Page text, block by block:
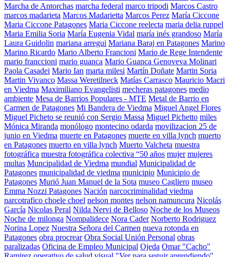
Marcha de Antorchas marcha federal marco tripodi Marcos Castro
marcos madarieta Marcos Madarietta Marcos Perez María Ciccone
Maria Ciccone Patagones Maria Ciccone reelecta maria delia ruppel
Maria Emilia Soria María Eugenia Vidal maría inés grandoso María
Laura Guidolin mariana arregui Mariana Baraj en Patagones Marino
Marino Ricardo Mario Alberto Francioni Mario de Rege Intendente
mario franccioni mario guanca Mario Guanca Genoveva Molinari
Paola Casadei Mario Ian marta milesi Martín Doñate Martin Soria
Martin Vivanco Massa Weretilneck Matías Carrasco Mauricio Macri
en Viedma Maximiliano Evangelisti mecheras patagones medio
ambiente Mesa de Barrios Populares - MTE Metal de Barrio en
Carmen de Patagones Mi Bandera de Viedma Miguel Angel Flores
Miguel Picheto se reunió con Sergio Massa Miguel Pichetto miles
Mónica Miranda monólogo montecino odarda movilizacion 25 de
junio en Viedma muerte en Patagones muerte en villa lynch muerto
en Patagones muerto en villa lynch Muerto Valcheta muestra
fotográfica muestra fotográfica colectiva “50 años mujer mujeres
multas Muncipalidad de Viedma mundial Municipalidad de
Patagones municipalidad de viedma municipio Municipio de
Patagones Murió Juan Manuel de la Sota museo Cagliero museo
Emma Nozzi Patagones Nación narcocriminalidad viedma
narcotrafico choele choel nelson montes nelson namuncura Nicolás
García Nicolas Peral Nilda Nervi de Belloso Noche de los Museos
Noche de milonga Nompalidece Nora Cader Norberto Rodriguez
Norina Lopez Nuestra Señora del Carmen nueva rotonda en
Patagones obra procrear Obra Social Unión Personal obras
paralizadas Oficina de Empleo Municipal Ojeda Omar "Cacho"